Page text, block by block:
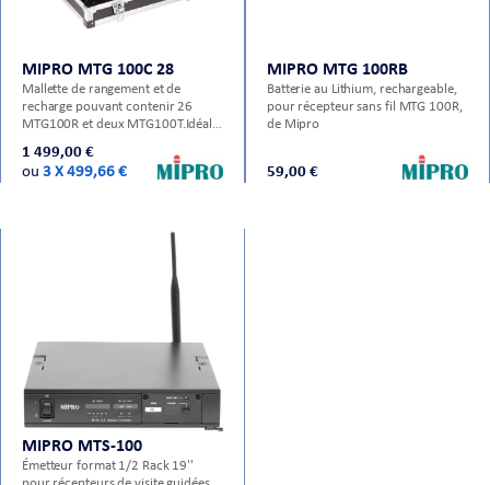
MIPRO MTG 100C 28
Mallette de rangement et de
recharge pouvant contenir 26
MTG100R et deux MTG100T.Idéal
de recharger les émetteurs et les
récepteurs que l'on installe à
synchroniser l'ensemble des
1 499,00 €
ou 3 X 499,66 €
MIPRO MTG 100RB
Batterie au Lithium, rechargeable,
pour récepteur sans fil MTG 100R,
de Mipro
59,00 €
MIPRO MTS-100
Émetteur format 1/2 Rack 19''